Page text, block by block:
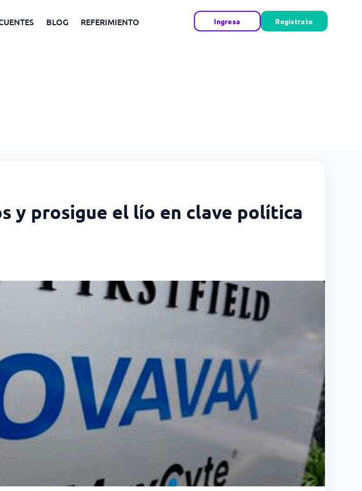
BLOG REFERIMIENTO Ingresa Regístrate
y prosigue el lío en clave política